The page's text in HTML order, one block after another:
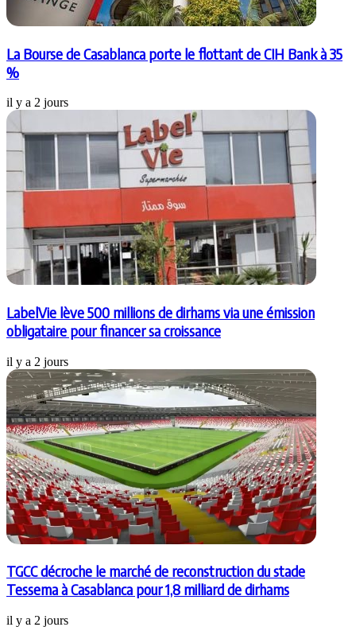
La Bourse de Casablanca porte le flottant de CIH Bank à 35
%
il y a 2 jours
LabelVie lève 500 millions de dirhams via une émission
obligataire pour financer sa croissance
il y a 2 jours
TGCC décroche le marché de reconstruction du stade
Tessema à Casablanca pour 1,8 milliard de dirhams
il y a 2 jours